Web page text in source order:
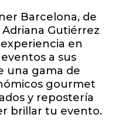
Barcelona, de
Adriana Gutiérrez
en
a sus
una gama de
gourmet
y repostería
brillar tu evento.